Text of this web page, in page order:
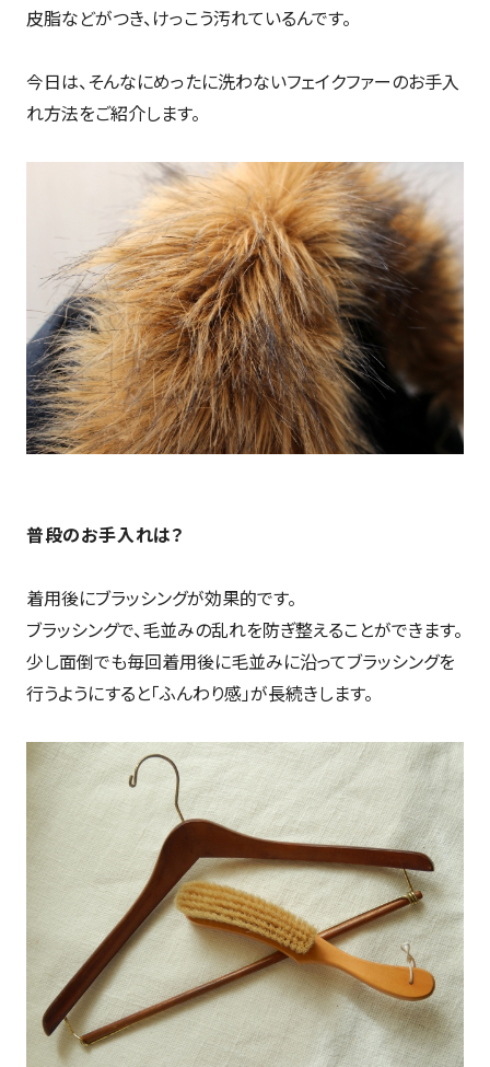
皮脂などがつき、けっこう汚れているんです。
今日は、そんなにめったに洗わないフェイクファーのお手入
れ方法をご紹介します。
普段のお手入れは？
着用後にブラッシングが効果的です。
ブラッシングで、毛並みの乱れを防ぎ整えることができます。
少し面倒でも毎回着用後に毛並みに沿ってブラッシングを
行うようにすると「ふんわり感」が長続きします。